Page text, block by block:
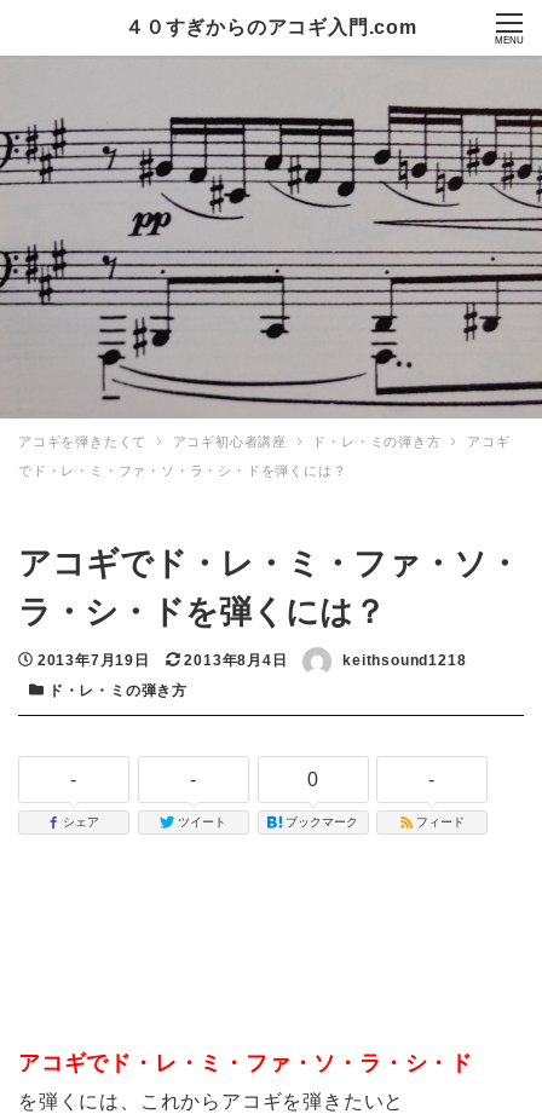
４０すぎからのアコギ入門.com
MENU
アコギを弾きたくて アコギ初心者講座 ド・レ・ミの弾き方
アコギ
でド・レ・ミ・ファ・ソ・ラ・シ・ドを弾くには？
アコギでド・レ・ミ・ファ・ソ・
ラ・シ・ドを弾くには？
投稿日
2013年7月19日 更新日
2013年8月4日 著者
keithsound1218
カテゴリー
ド・レ・ミの弾き方
-
シェア
-
ツイート
0
ブックマーク
-
フィード
アコギでド・レ・ミ・ファ・ソ・ラ・シ・ド
を弾くには、これからアコギを弾きたいと